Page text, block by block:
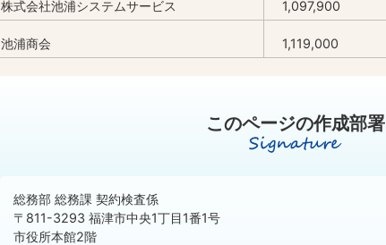
株式会社池浦システムサービス 1,097,900
池浦商会 1,119,000
このページの作成部署
総務部 総務課 契約検査係
〒811-3293 福津市中央1丁目1番1号
市役所本館2階